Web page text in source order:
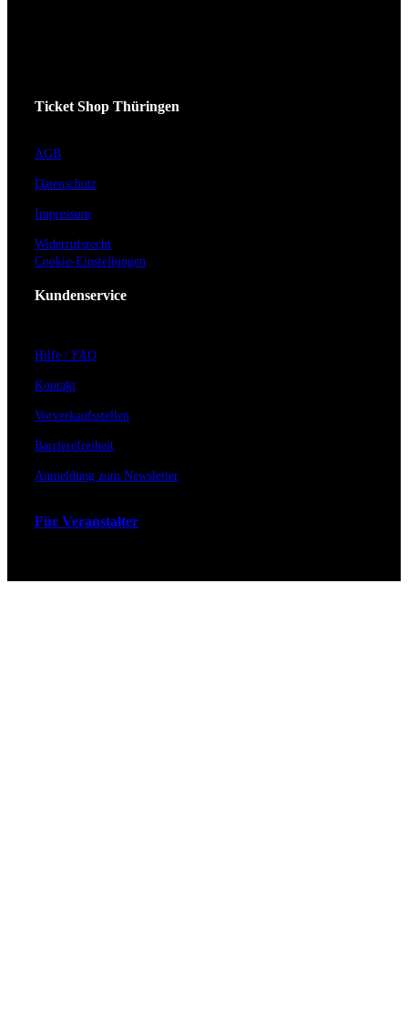
Ticket Shop Thüringen
AGB
Datenschutz
Impressum
Widerrufsrecht
Cookie-Einstellungen
Kundenservice
Hilfe / FAQ
Kontakt
Vorverkaufsstellen
Barrierefreiheit
Anmeldung zum Newsletter
Für Veranstalter